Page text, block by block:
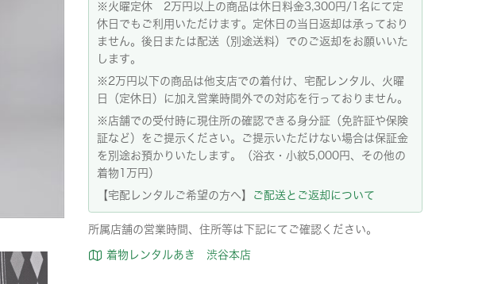
※火曜定休 2万円以上の商品は休日料金3,300円/1名にて定
休日でもご利用いただけます。定休日の当日返却は承っており
ません。後日または配送（別途送料）でのご返却をお願いいた
します。
※2万円以下の商品は他支店での着付け、宅配レンタル、火曜
日（定休日）に加え営業時間外での対応を行っておりません。
※店舗での受付時に現住所の確認できる身分証（免許証や保険
証など）をご提示ください。ご提示いただけない場合は保証金
を別途お預かりいたします。（浴衣・小紋5,000円、その他の
着物1万円）
【宅配レンタルご希望の方へ】
ご配送とご返却について
所属店舗の営業時間、住所等は下記にてご確認ください。
着物レンタルあき 渋谷本店